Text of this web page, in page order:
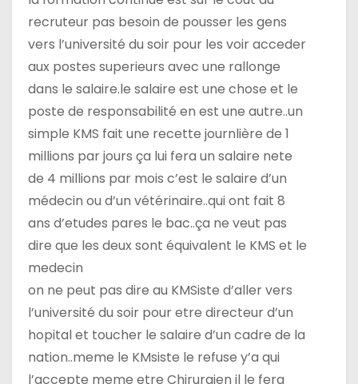
recruteur pas besoin de pousser les gens
vers l’université du soir pour les voir acceder
aux postes superieurs avec une rallonge
dans le salaire.le salaire est une chose et le
poste de responsabilité en est une autre..un
simple KMS fait une recette journlière de 1
millions par jours ça lui fera un salaire nete
de 4 millions par mois c’est le salaire d’un
médecin ou d’un vétérinaire..qui ont fait 8
ans d’etudes pares le bac..ça ne veut pas
dire que les deux sont équivalent le KMS et le
medecin
on ne peut pas dire au KMSiste d’aller vers
l’université du soir pour etre directeur d’un
hopital et toucher le salaire d’un cadre de la
nation..meme le KMsiste le refuse y’a qui
l’accepte meme etre Chirurgien il le fera